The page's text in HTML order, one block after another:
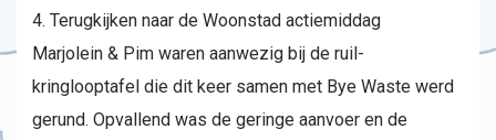
Terugkijken naar de Woonstad actiemiddag
Marjolein & Pim waren aanwezig bij de ruil-
kringlooptafel die dit keer samen met Bye Waste werd
gerund. Opvallend was de geringe aanvoer en de